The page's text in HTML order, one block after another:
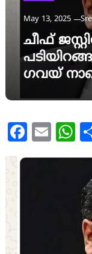
May 13, 2025
ചീഫ്
ഗവയ്
Facebook
Email